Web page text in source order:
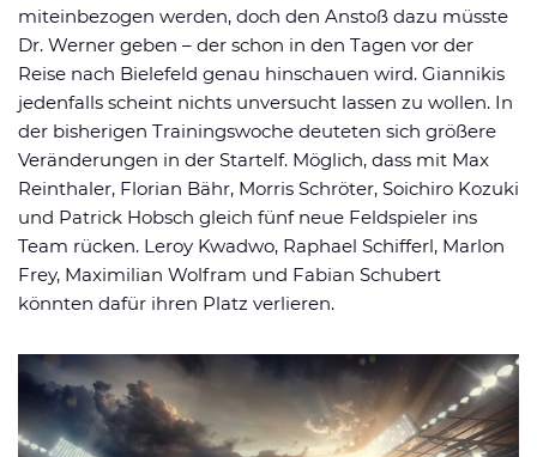
miteinbezogen werden, doch den Anstoß dazu müsste
Dr. Werner geben – der schon in den Tagen vor der
Reise nach Bielefeld genau hinschauen wird. Giannikis
jedenfalls scheint nichts unversucht lassen zu wollen. In
der bisherigen Trainingswoche deuteten sich größere
Veränderungen in der Startelf. Möglich, dass mit Max
Reinthaler, Florian Bähr, Morris Schröter, Soichiro Kozuki
und Patrick Hobsch gleich fünf neue Feldspieler ins
Team rücken. Leroy Kwadwo, Raphael Schifferl, Marlon
Frey, Maximilian Wolfram und Fabian Schubert
könnten dafür ihren Platz verlieren.